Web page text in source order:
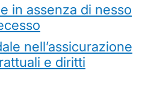
in assenza di nesso
nell’assicurazione
e diritti